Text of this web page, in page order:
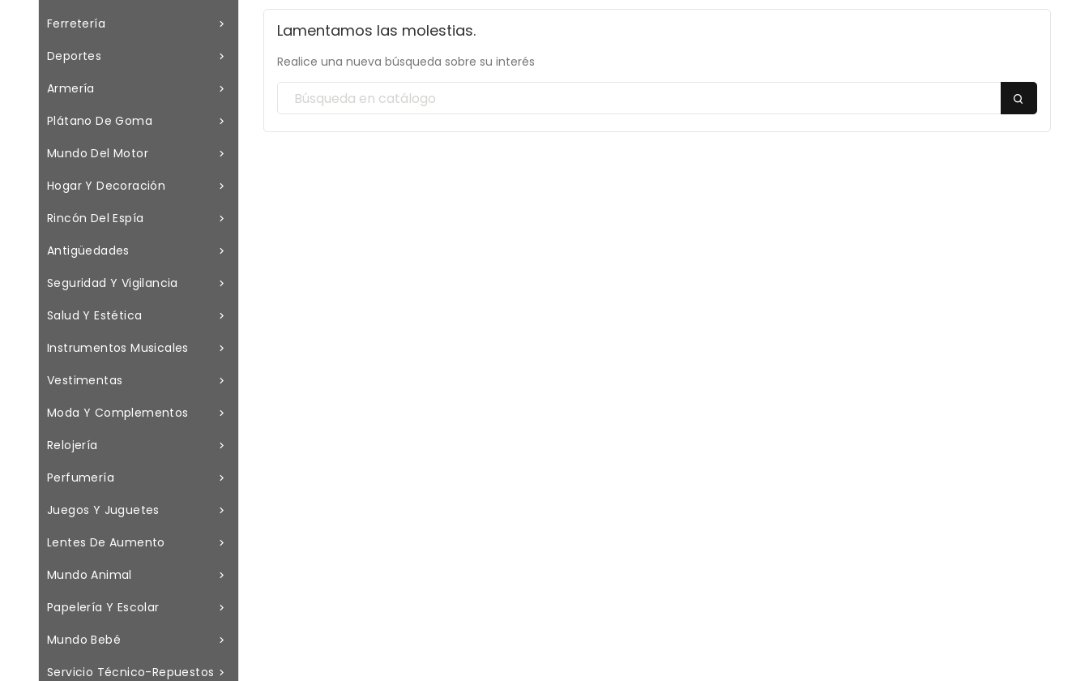

Ferretería

Deportes

Armería

Plátano De Goma

Mundo Del Motor

Hogar Y Decoración

Rincón Del Espía

Antigüedades

Seguridad Y Vigilancia

Salud Y Estética

Instrumentos Musicales

Vestimentas

Moda Y Complementos

Relojería

Perfumería

Juegos Y Juguetes

Lentes De Aumento

Mundo Animal

Papelería Y Escolar

Mundo Bebé

Servicio Técnico-Repuestos
Lamentamos las molestias.
Realice una nueva búsqueda sobre su interés